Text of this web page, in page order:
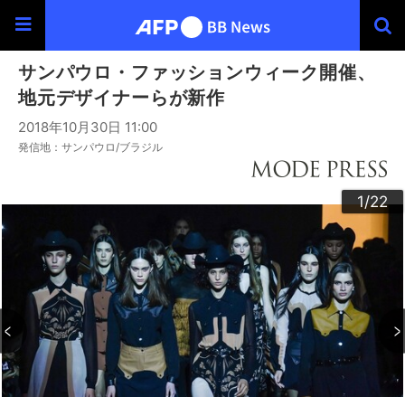
サンパウロ・ファッションウィーク開催、
地元デザイナーらが新作
2018年10月30日 11:00
発信地：サンパウロ/ブラジル
1/22
2/22
3/22
4/22
5/22
6/22
7/22
8/22
9/22
10/22
11/22
12/22
13/22
14/22
15/22
16/22
17/22
18/22
19/22
20/22
21/22
22/22